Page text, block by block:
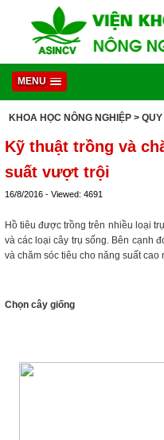
MENU
KHOA HỌC NÔNG NGHIỆP >
Kỹ thuật trồng và
suất vượt trội
16/8/2016 - Viewed: 4691
Hồ tiêu được trồng trên nhiều loại
và các loại cây trụ sống. Bên cạnh
và chăm sóc tiêu cho năng suất cao
Chọn cây giống